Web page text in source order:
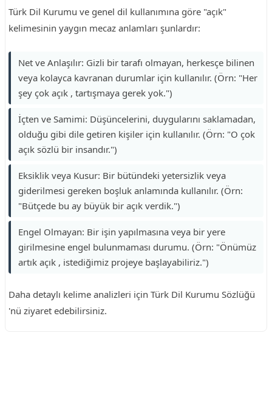
Türk Dil Kurumu ve genel dil kullanımına göre "açık"
kelimesinin yaygın mecaz anlamları şunlardır:
Net ve Anlaşılır: Gizli bir tarafı olmayan, herkesçe bilinen
veya kolayca kavranan durumlar için kullanılır. (Örn: "Her
şey çok açık , tartışmaya gerek yok.")
İçten ve Samimi: Düşüncelerini, duygularını saklamadan,
olduğu gibi dile getiren kişiler için kullanılır. (Örn: "O çok
açık sözlü bir insandır.")
Eksiklik veya Kusur: Bir bütündeki yetersizlik veya
giderilmesi gereken boşluk anlamında kullanılır. (Örn:
"Bütçede bu ay büyük bir açık verdik.")
Engel Olmayan: Bir işin yapılmasına veya bir yere
girilmesine engel bulunmaması durumu. (Örn: "Önümüz
artık açık , istediğimiz projeye başlayabiliriz.")
Daha detaylı kelime analizleri için Türk Dil Kurumu Sözlüğü
'nü ziyaret edebilirsiniz.